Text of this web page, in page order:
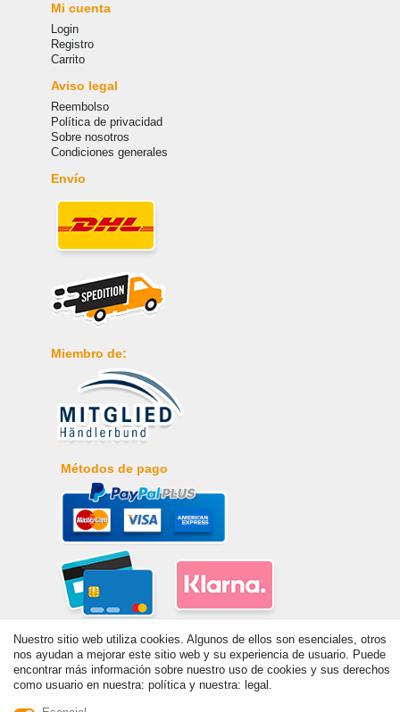
Mi cuenta
Login
Registro
Carrito
Aviso legal
Reembolso
Política de privacidad
Sobre nosotros
Condiciones generales
Envío
Miembro de:
Métodos de pago
Nuestro sitio web utiliza cookies. Algunos de ellos son esenciales, otros
nos ayudan a mejorar este sitio web y su experiencia de usuario. Puede
encontrar más información sobre nuestro uso de cookies y sus derechos
como usuario en nuestra: política y nuestra: legal.